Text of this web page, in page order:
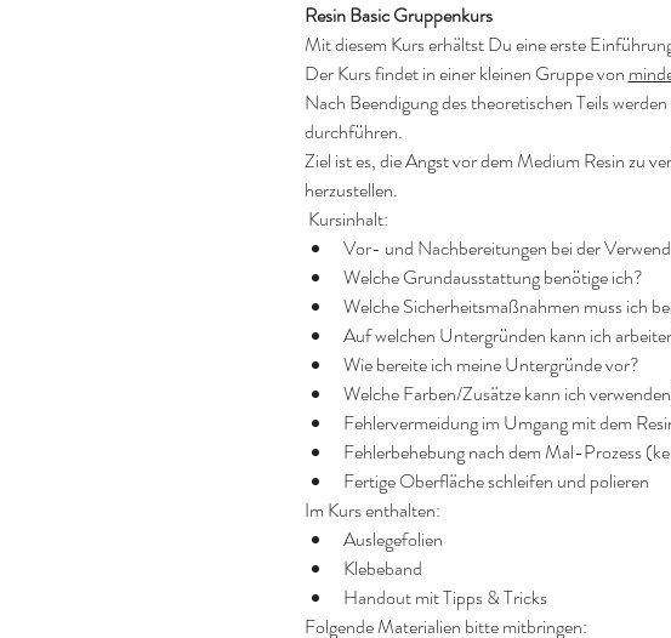
Resin Basic Gruppenkurs
Mit diesem Kurs erhältst Du eine erste
Der Kurs findet in einer kleinen Gruppe von
Nach Beendigung des theoretischen Teils
durchführen.
Ziel ist es, die Angst vor dem Medium Resin zu
herzustellen.
Kursinhalt:​
Vor- und Nachbereitungen bei der
Welche Grundausstattung benötige ich?
Welche Sicherheitsmaßnahmen muss ich
Auf welchen Untergründen kann ich
Wie bereite ich meine Untergründe vor?
Welche Farben/Zusätze kann ich
Fehlervermeidung im Umgang mit dem
Fehlerbehebung nach dem Mal-Prozess
Fertige Oberfläche schleifen und polieren
Im Kurs enthalten:
Auslegefolien
Klebeband
Handout mit Tipps & Tricks
Folgende Materialien bitte mitbringen: